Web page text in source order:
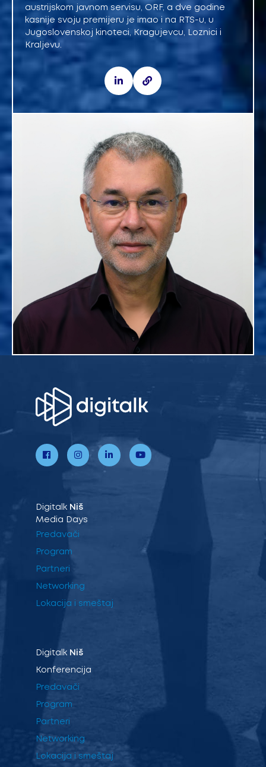
austrijskom javnom servisu, ORF, a dve godine
kasnije svoju premijeru je imao i na RTS-u, u
Jugoslovenskoj kinoteci, Kragujevcu, Loznici i
Kraljevu.
Digitalk Niš
Media Days
Predavači
Program
Partneri
Networking
Lokacija i smeštaj
Digitalk Niš
Konferencija
Predavači
Program
Partneri
Networking
Lokacija i smeštaj